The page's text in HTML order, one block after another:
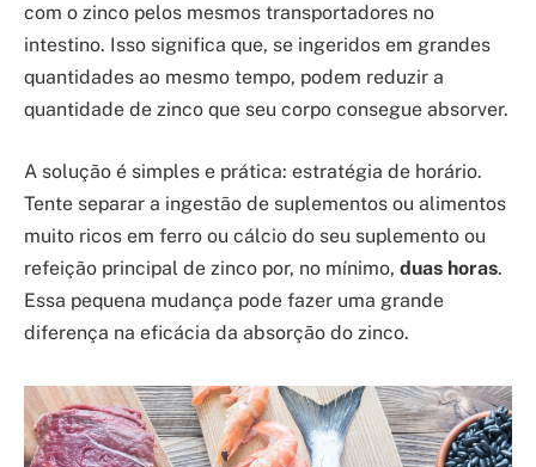
com o zinco pelos mesmos transportadores no
intestino. Isso significa que, se ingeridos em grandes
quantidades ao mesmo tempo, podem reduzir a
quantidade de zinco que seu corpo consegue absorver.
A solução é simples e prática: estratégia de horário.
Tente separar a ingestão de suplementos ou alimentos
muito ricos em ferro ou cálcio do seu suplemento ou
refeição principal de zinco por, no mínimo, duas horas.
Essa pequena mudança pode fazer uma grande
diferença na eficácia da absorção do zinco.